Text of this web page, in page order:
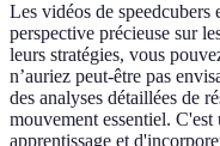
Les vidéos de
perspective précieuse sur
leurs stratégies, vous
n’auriez peut-être pas
des analyses détaillées de
mouvement essentiel.
apprentissage et